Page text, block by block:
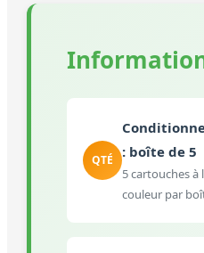
QTÉ
: boîte de 5
5 cartouches à
couleur par